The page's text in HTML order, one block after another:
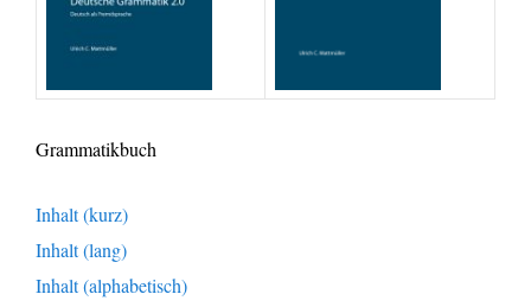
Grammatikbuch
Inhalt (kurz)
Inhalt (lang)
Inhalt (alphabetisch)